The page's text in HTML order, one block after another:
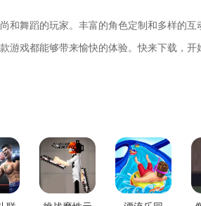
和舞蹈的玩家。丰富的角色定制和多样的互
游戏都能够带来愉快的体验。快来下载，开